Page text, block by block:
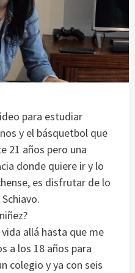
para estudiar
y el básquetbol que
21 años pero una
donde quiere ir y lo
es disfrutar de lo
allá hasta que me
a los 18 años para
colegio y ya con seis